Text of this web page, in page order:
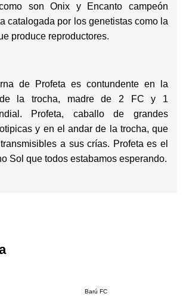
son Onix y Encanto campeón
catalogada por los genetistas como la
produce reproductores.
de Profeta es contundente en la
de la trocha, madre de 2 FC y 1
Profeta, caballo de grandes
y en el andar de la trocha, que
a sus crías. Profeta es el
Sol que todos estabamos esperando.
Barú FC